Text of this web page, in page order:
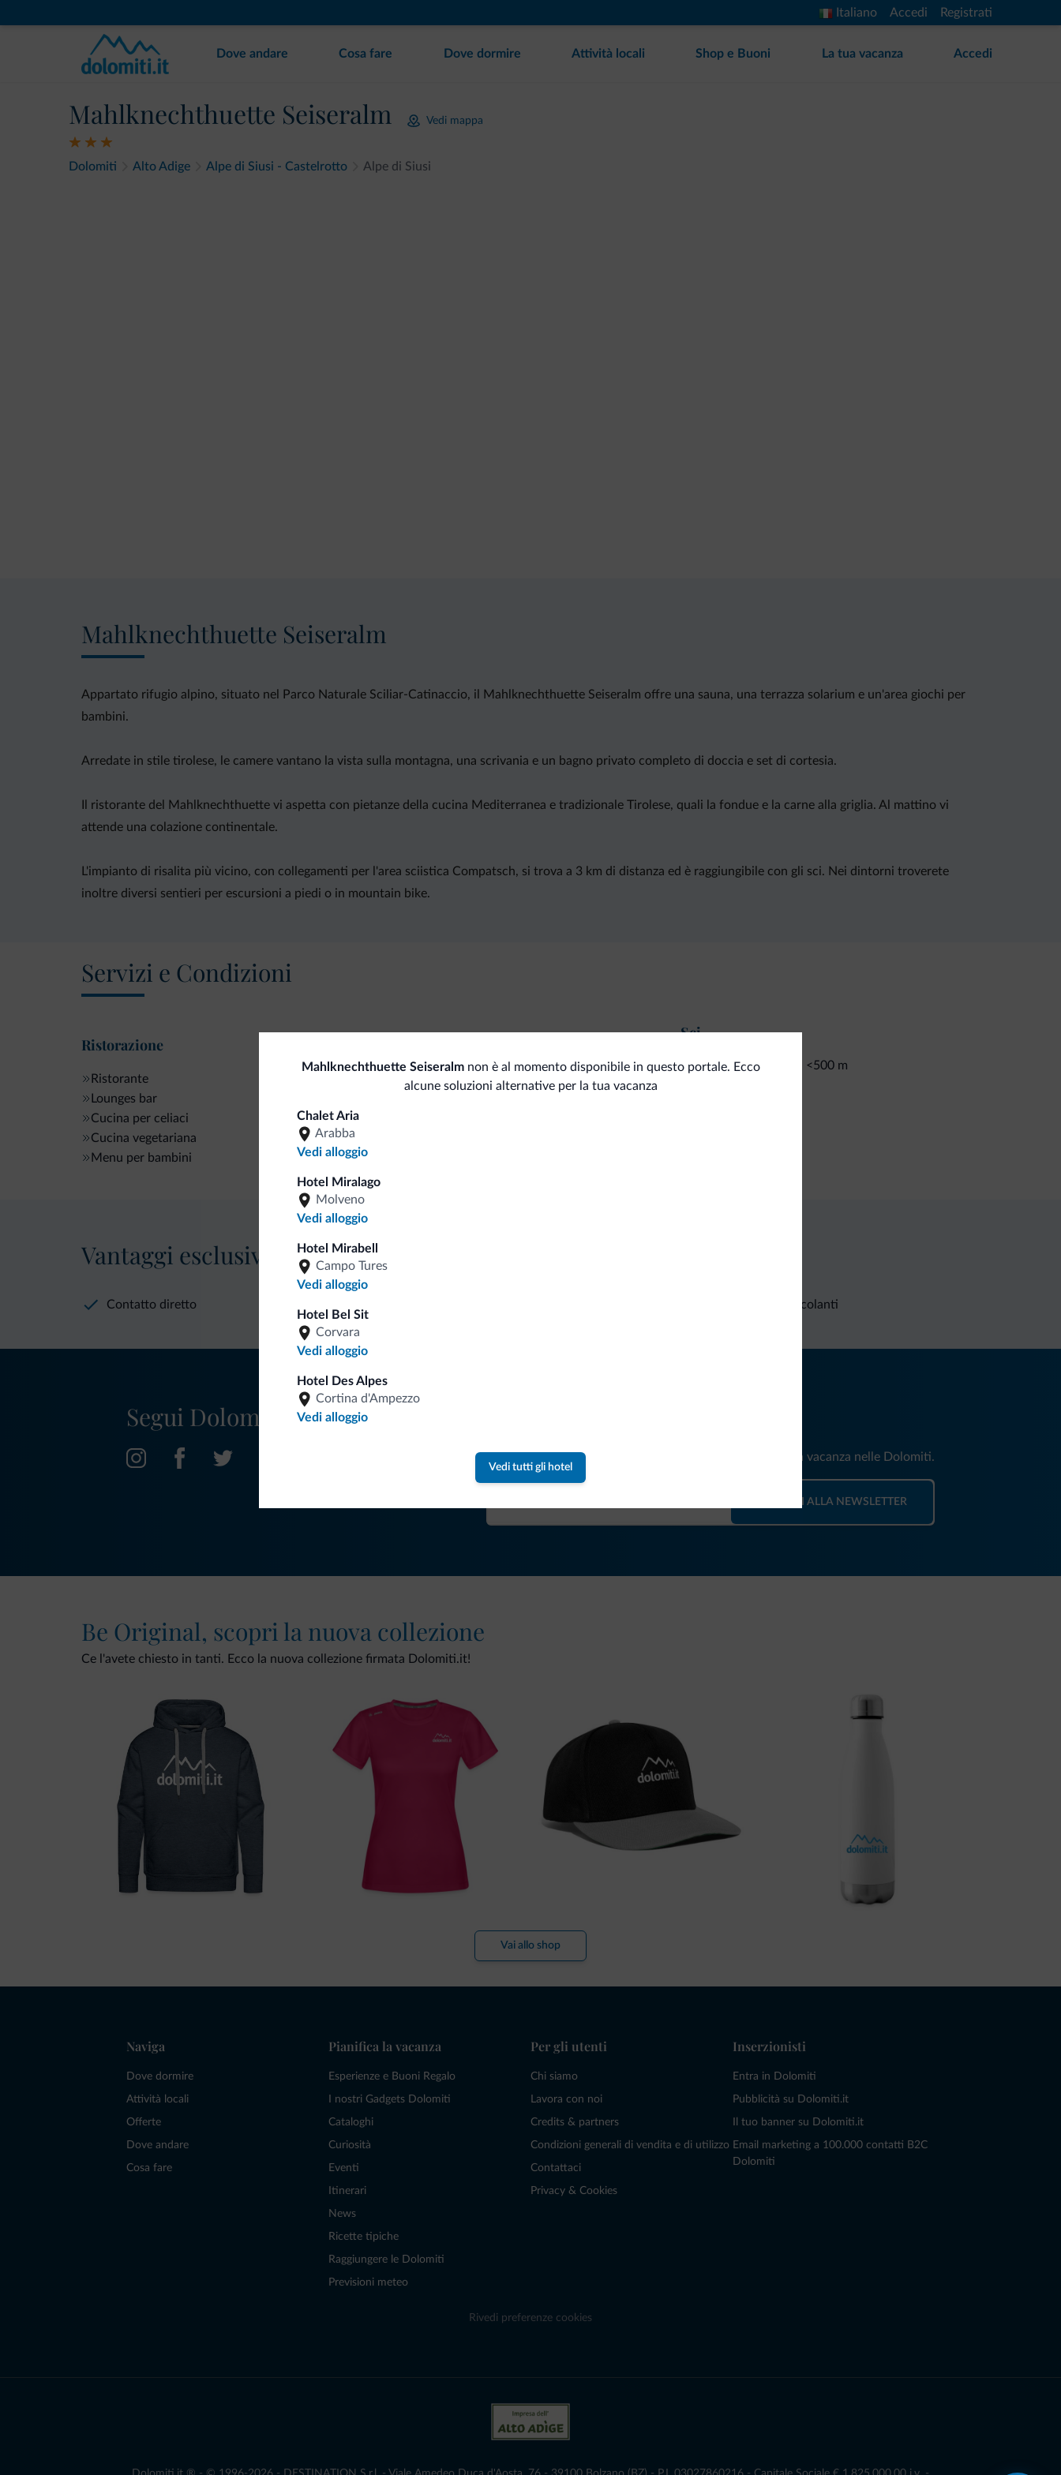
Italiano Accedi Registrati
Dove andare Cosa fare Dove dormire Attività locali Shop e Buoni La tua vacanza Accedi
Mahlknechthuette Seiseralm Vedi mappa
Dolomiti Alto Adige Alpe di Siusi - Castelrotto Alpe di Siusi
Mahlknechthuette Seiseralm
Appartato rifugio alpino, situato nel Parco Naturale Sciliar-Catinaccio, il Mahlknechthuette Seiseralm offre una sauna, una terrazza solarium e un'area giochi per
bambini.
Arredate in stile tirolese, le camere vantano la vista sulla montagna, una scrivania e un bagno privato completo di doccia e set di cortesia.
Il ristorante del Mahlknechthuette vi aspetta con pietanze della cucina Mediterranea e tradizionale Tirolese, quali la fondue e la carne alla griglia. Al mattino vi
attende una colazione continentale.
L'impianto di risalita più vicino, con collegamenti per l'area sciistica Compatsch, si trova a 3 km di distanza ed è raggiungibile con gli sci. Nei dintorni troverete
inoltre diversi sentieri per escursioni a piedi o in mountain bike.
Servizi e Condizioni
Ristorazione
Ristorante
Lounges bar
Cucina per celiaci
Cucina vegetariana
Menu per bambini
Piscine, spa e benessere
Sauna
Sci
Piste da sci/impianti
<500 m
Mahlknechthuette Seiseralmnon è al momento disponibile in questo portale. Ecco
alcune soluzioni alternative per la tua vacanza
Chalet Aria
Arabba
Vedi alloggio
Hotel Miralago
Molveno
Vedi alloggio
Hotel Mirabell
Campo Tures
Vedi alloggio
Hotel Bel Sit
Corvara
Vedi alloggio
Hotel Des Alpes
Cortina d'Ampezzo
Vedi alloggio
Vedi tutti gli hotel
Vantaggi esclusivi Dolomiti.it
Contatto diretto Richieste non vincolanti
Segui Dolomiti.it
Riceverai informazioni, offerte esclusive e news per la tua vacanza nelle Dolomiti.
ISCRIVITI ALLA NEWSLETTER
Be Original, scopri la nuova collezione
Ce l'avete chiesto in tanti. Ecco la nuova collezione firmata Dolomiti.it!
Vai allo shop
Naviga
Dove dormire
Attività locali
Offerte
Dove andare
Cosa fare
Pianifica la vacanza
Esperienze e Buoni Regalo
I nostri Gadgets Dolomiti
Cataloghi
Curiosità
Eventi
Itinerari
News
Ricette tipiche
Raggiungere le Dolomiti
Previsioni meteo
Per gli utenti
Chi siamo
Lavora con noi
Credits & partners
Condizioni generali di vendita e di utilizzo
Contattaci
Privacy & Cookies
Inserzionisti
Entra in Dolomiti
Pubblicità su Dolomiti.it
Il tuo banner su Dolomiti.it
Email marketing a 100.000 contatti B2C
Dolomiti
Rivedi preferenze cookies